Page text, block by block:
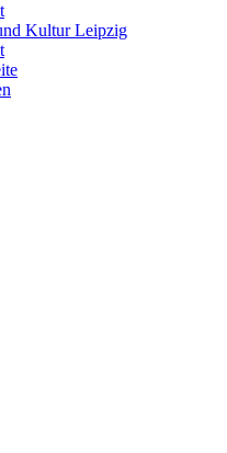
Kultur Leipzig